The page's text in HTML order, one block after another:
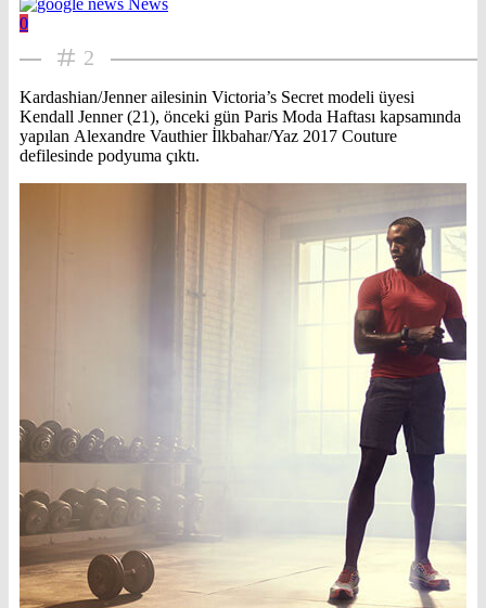
News
0
2
Kardashian/Jenner ailesinin Victoria’s Secret modeli üyesi
Kendall Jenner (21), önceki gün Paris Moda Haftası kapsamında
yapılan Alexandre Vauthier İlkbahar/Yaz 2017 Couture
defilesinde podyuma çıktı.